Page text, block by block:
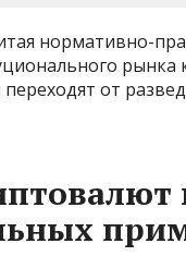
нормативно-
от